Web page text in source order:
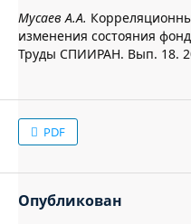
Мусаев А.А.
изменения состояния
Труды СПИИРАН. Вып. 18.
PDF
Опубликован